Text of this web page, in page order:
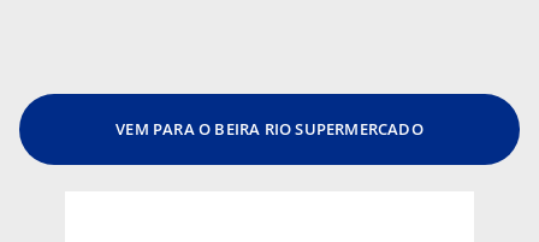
VEM PARA O BEIRA RIO SUPERMERCADO